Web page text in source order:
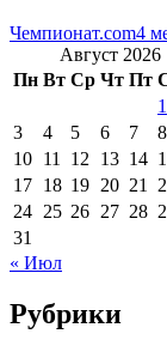
Чемпионат.com4
Август 2026
Пн Вт Ср Чт Пт
1
3
4 5 6 7 8
10 11 12 13 14
17 18 19 20 21
24 25 26 27 28
31
« Июл
Рубрики